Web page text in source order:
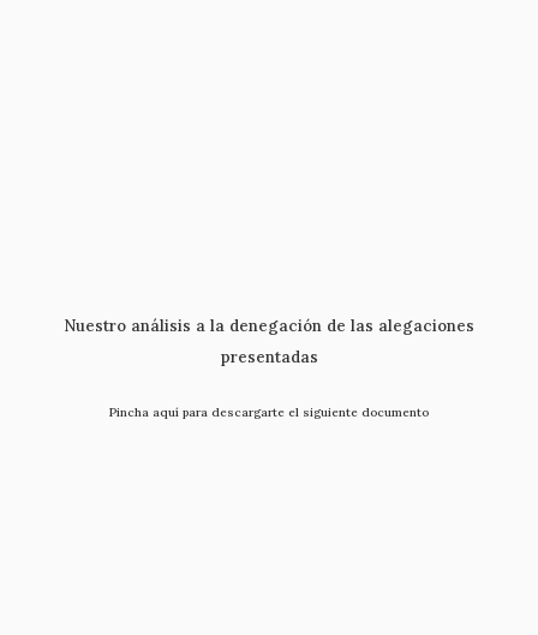
Nuestro análisis a la denegación de las alegaciones
presentadas
Pincha aquí para descargarte el siguiente documento